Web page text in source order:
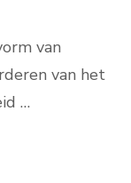
van
van het
…